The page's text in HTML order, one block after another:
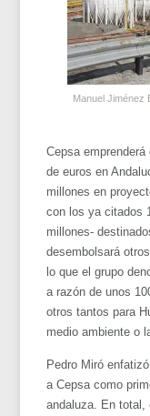
Manuel Jiménez
Cepsa
de euros en
millones en
con los ya citados
millones-
desembolsará
lo que el grupo
a razón de unos
otros tantos para
medio ambiente o
Pedro Miró
a Cepsa como
andaluza. En total,